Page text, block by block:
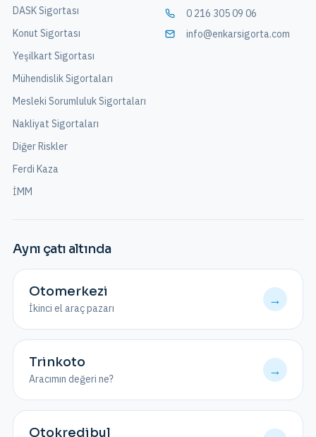
DASK Sigortası
Konut Sigortası
Yeşilkart Sigortası
Mühendislik Sigortaları
Mesleki Sorumluluk Sigortaları
Nakliyat Sigortaları
Diğer Riskler
Ferdi Kaza
İMM
0 216 305 09 06
info@enkarsigorta.com
Aynı çatı altında
Otomerkezi
İkinci el araç pazarı
→
Trinkoto
Aracımın değeri ne?
→
Otokredibul